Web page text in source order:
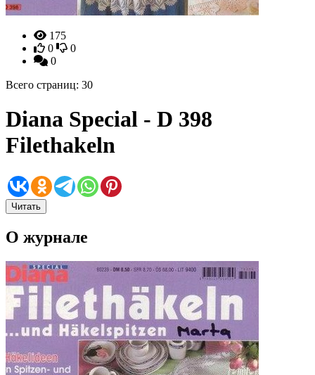
175
0
0
0
Всего страниц: 30
Diana Special - D 398
Filethakeln
Читать
О журнале